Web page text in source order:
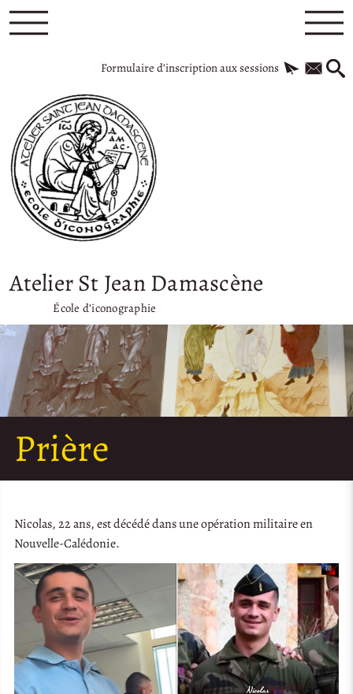
Formulaire d’inscription aux sessions
Atelier St Jean Damascène
École d’iconographie
Prière
Nicolas, 22 ans, est décédé dans une opération militaire en
Nouvelle-Calédonie.